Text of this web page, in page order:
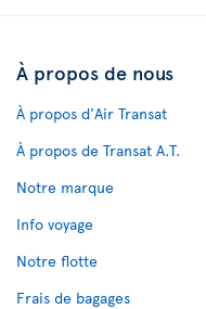
À propos de nous
À propos d'Air Transat
À propos de Transat A.T.
Notre marque
Info voyage
Notre flotte
Frais de bagages